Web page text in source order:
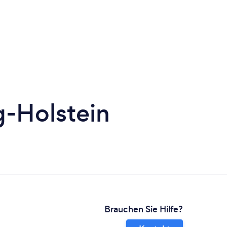
Holstein
Brauchen Sie Hilfe?